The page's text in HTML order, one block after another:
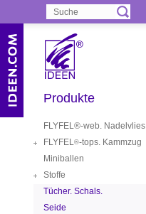
Produkte
FLYFEL®-web. Nadelvlies
FLYFEL®-tops. Kammzug
Miniballen
Stoffe
Tücher. Schals.
Seide